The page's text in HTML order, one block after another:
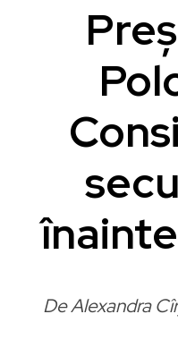
De Alexandra